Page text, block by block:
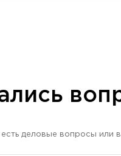
есть деловые вопросы или